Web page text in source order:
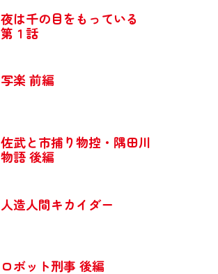
夜は千の目をもっている
第１話
写楽 前編
佐武と市捕り物控・隅田川
物語 後編
人造人間キカイダー
ロボット刑事 後編